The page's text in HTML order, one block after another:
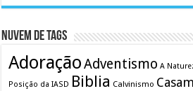
Nuvem de Tags
AdoraçãoAdventismo A
Posição da IASD Biblia Calvinismo